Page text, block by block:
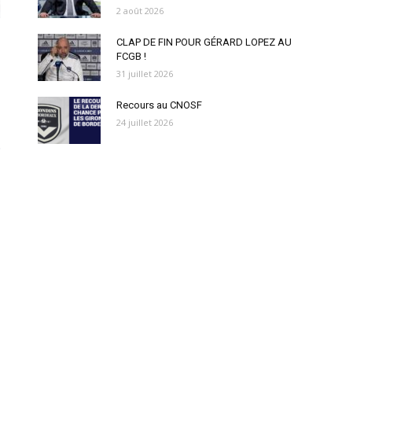
2 août 2026
CLAP DE FIN POUR GÉRARD LOPEZ AU
FCGB !
31 juillet 2026
Recours au CNOSF
24 juillet 2026